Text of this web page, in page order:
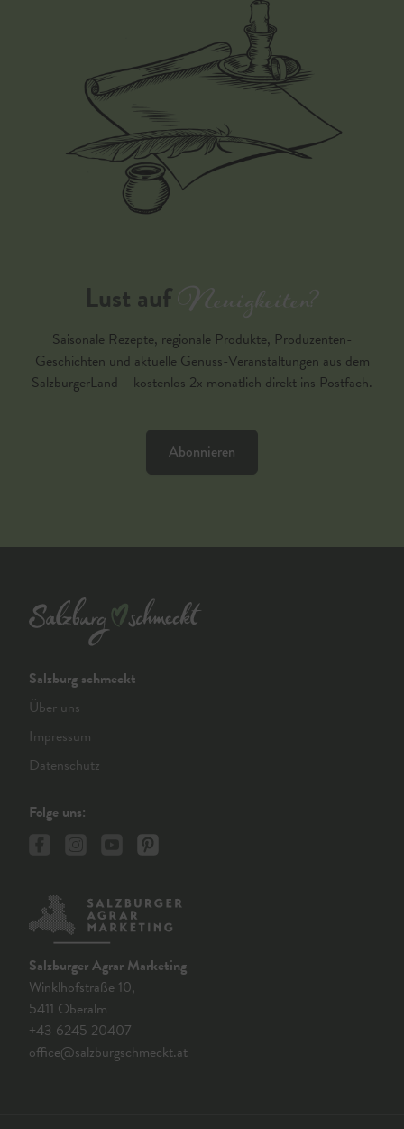
Lust aufNeuigkeiten?
Saisonale Rezepte, regionale Produkte, Produzenten-
Geschichten und aktuelle Genuss-Veranstaltungen aus dem
SalzburgerLand – kostenlos 2x monatlich direkt ins Postfach.
Abonnieren
Salzburg schmeckt
Über uns
Impressum
Datenschutz
Folge uns:
Salzburger Agrar Marketing
Winklhofstraße 10,
5411 Oberalm
+43 6245 20407
office@salzburgschmeckt.at